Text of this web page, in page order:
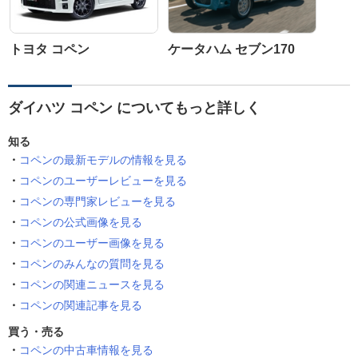
トヨタ コペン ケータハム セブン170
ダイハツ コペン についてもっと詳しく
知る
コペンの最新モデルの情報を見る
コペンのユーザーレビューを見る
コペンの専門家レビューを見る
コペンの公式画像を見る
コペンのユーザー画像を見る
コペンのみんなの質問を見る
コペンの関連ニュースを見る
コペンの関連記事を見る
買う・売る
コペンの中古車情報を見る